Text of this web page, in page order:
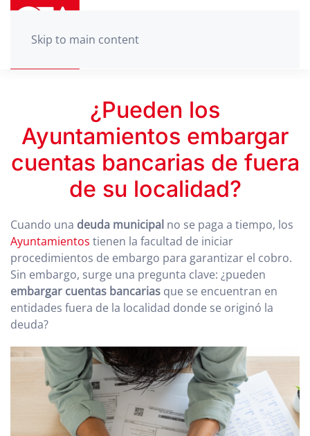
Skip to main content
¿Pueden los
Ayuntamientos embargar
cuentas bancarias de fuera
de su localidad?
Cuando una deuda municipal no se paga a tiempo, los
Ayuntamientos tienen la facultad de iniciar
procedimientos de embargo para garantizar el cobro.
Sin embargo, surge una pregunta clave: ¿pueden
embargar cuentas bancarias que se encuentran en
entidades fuera de la localidad donde se originó la
deuda?